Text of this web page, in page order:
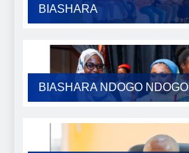
BIASHARA
BIASHARA NDOGO NDOGO